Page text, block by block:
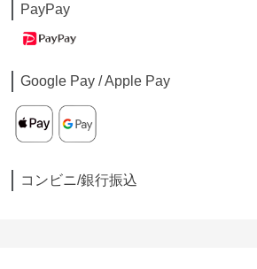
PayPay
Google Pay / Apple Pay
コンビニ/銀行振込